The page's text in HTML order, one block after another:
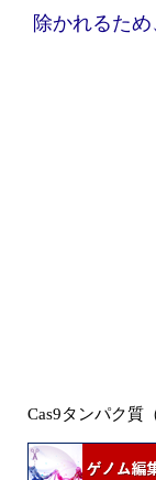
幹細胞・再生医
クローニング実
エピジェネティ
ユーザーズボイ
除かれるた
Cas9タンパク質